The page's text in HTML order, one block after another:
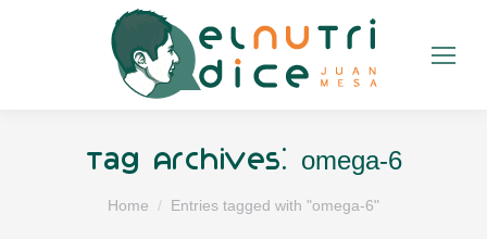
Tag Archives: omega-6
You are here:
Home Entries tagged with "omega-6"